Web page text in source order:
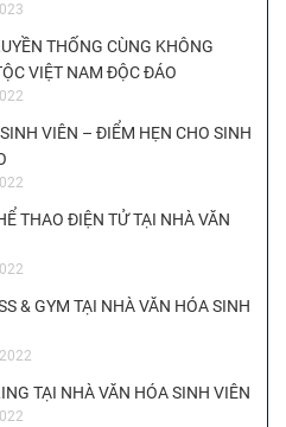
THỐNG CÙNG KHÔNG
VIỆT NAM ĐỘC ĐÁO
VIÊN – ĐIỂM HẸN CHO SINH
THAO ĐIỆN TỬ TẠI NHÀ VĂN
& GYM TẠI NHÀ VĂN HÓA SINH
TẠI NHÀ VĂN HÓA SINH VIÊN